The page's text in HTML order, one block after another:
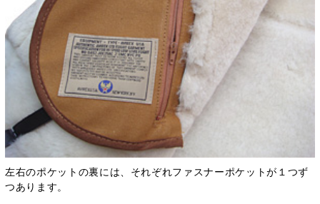
左右のポケットの裏には、それぞれファスナーポケットが１つず
つあります。